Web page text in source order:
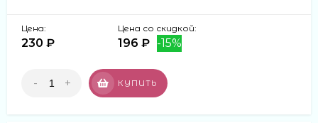
Цена:
230 ₽
Цена со скидкой:
196 ₽ -15%
- + КУПИТЬ